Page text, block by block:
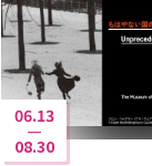
06.13
08.30